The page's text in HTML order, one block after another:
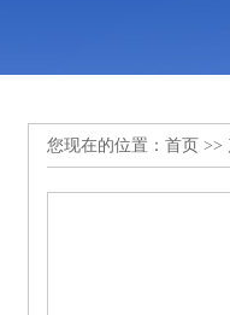
您现在的位置： 首页 >>